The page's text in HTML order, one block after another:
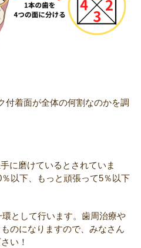
付着面が全体の何割なのかを調
に磨けているとされていま
以下、もっと頑張って5％以下
として行います。歯周治療や
のになりますので、みなさん
い！